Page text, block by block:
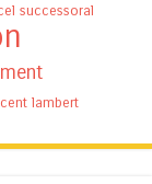
successoral
lambert